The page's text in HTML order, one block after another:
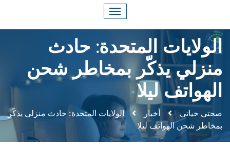
الولايات المتحدة: حادث
منزلي يذكّر بمخاطر شحن
الهواتف ليلا
صحتي حياتي أخبار
الولايات المتحدة: حادث منزلي يذكّر
بمخاطر شحن الهواتف ليلا